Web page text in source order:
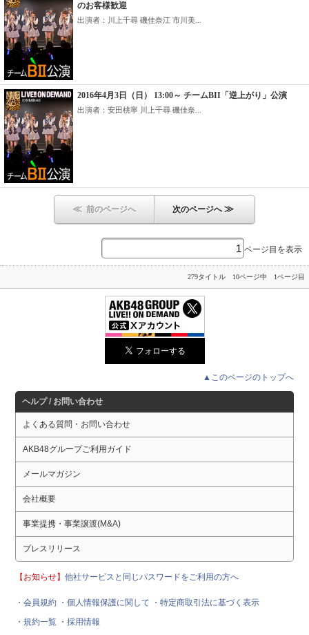
のお客様歓迎
出演者：川上千尋 磯佳奈江 市川美...
2016年4月3日（日） 13:00～ チームBII「逆上がり」公演
出演者：安田桃寧 川上千尋 磯佳奈...
≪ 前のページへ 次のページへ≫
ページ目を表示
279タイトル 10ページ中 1ページ目
▲このページのトップへ
ヘルプ / お問い合わせ
よくある質問・お問い合わせ
AKB48グループご利用ガイド
メールマガジン
会社概要
事業提携・事業譲渡(M&A)
プレスリリース
【お知らせ】他社サービスと同じパスワードをご利用の方へ
・会員規約 ・個人情報保護に関して
・特定商取引法に基づく表示
・規約一覧 ・採用情報